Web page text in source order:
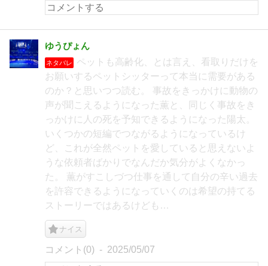
ゆうぴょん
ネタバレ
ペットも高齢化、とは言え、看取りだけを
お願いするペットシッターって本当に需要がある
のか？と思いつつ読む。 事故をきっかけに動物の
声が聞こえるようになった薫と、同じく事故をき
っかけに人の死を予知できるようになった陽太。
いくつかの短編でつながるようになっているけ
ど、これが全然ペットを愛していると思えないよ
うな依頼者ばかりでなんだか気分がよくなかっ
た。 薫がすこしづつ仕事を通して自分の辛い過去
を許容できるようになっていくのは希望の持てる
ストーリーではあるけども…
ナイス
コメント(0) 2025/05/07